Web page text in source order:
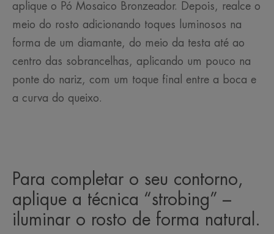
aplique o Pó Mosaico Bronzeador. Depois, realce o
meio do rosto adicionando toques luminosos na
forma de um diamante, do meio da testa até ao
centro das sobrancelhas, aplicando um pouco na
ponte do nariz, com um toque final entre a boca e
a curva do queixo.
Para completar o seu contorno,
aplique a técnica “strobing” –
iluminar o rosto de forma natural.